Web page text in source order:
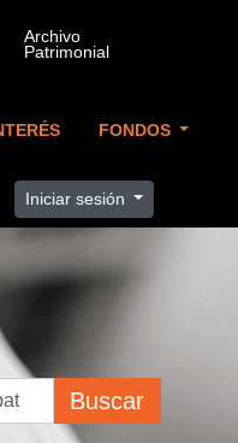
FONDOS
Iniciar sesión
Buscar